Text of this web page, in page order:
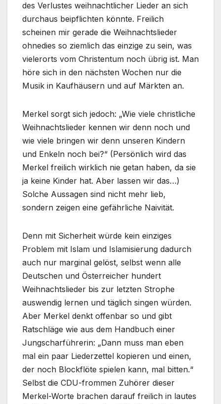
des Verlustes weihnachtlicher Lieder an sich
durchaus beipflichten könnte. Freilich
scheinen mir gerade die Weihnachtslieder
ohnedies so ziemlich das einzige zu sein, was
vielerorts vom Christentum noch übrig ist. Man
höre sich in den nächsten Wochen nur die
Musik in Kaufhäusern und auf Märkten an.
Merkel sorgt sich jedoch: „Wie viele christliche
Weihnachtslieder kennen wir denn noch und
wie viele bringen wir denn unseren Kindern
und Enkeln noch bei?“ (Persönlich wird das
Merkel freilich wirklich nie getan haben, da sie
ja keine Kinder hat. Aber lassen wir das…)
Solche Aussagen sind nicht mehr lieb,
sondern zeigen eine gefährliche Naivität.
Denn mit Sicherheit würde kein einziges
Problem mit Islam und Islamisierung dadurch
auch nur marginal gelöst, selbst wenn alle
Deutschen und Österreicher hundert
Weihnachtslieder bis zur letzten Strophe
auswendig lernen und täglich singen würden.
Aber Merkel denkt offenbar so und gibt
Ratschläge wie aus dem Handbuch einer
Jungscharführerin: „Dann muss man eben
mal ein paar Liederzettel kopieren und einen,
der noch Blockflöte spielen kann, mal bitten.“
Selbst die CDU-frommen Zuhörer dieser
Merkel-Worte brachen darauf freilich in lautes